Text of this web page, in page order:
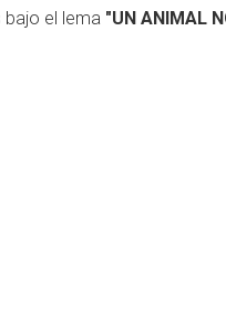
bajo el lema "UN ANIMAL